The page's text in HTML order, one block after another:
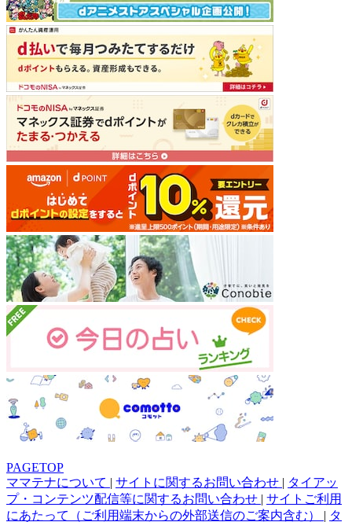
PAGETOP
ママテナについて | サイトに関するお問い合わせ | タイアッ
プ・コンテンツ配信等に関するお問い合わせ | サイトご利用
にあたって（ご利用端末からの外部送信のご案内含む） | タ